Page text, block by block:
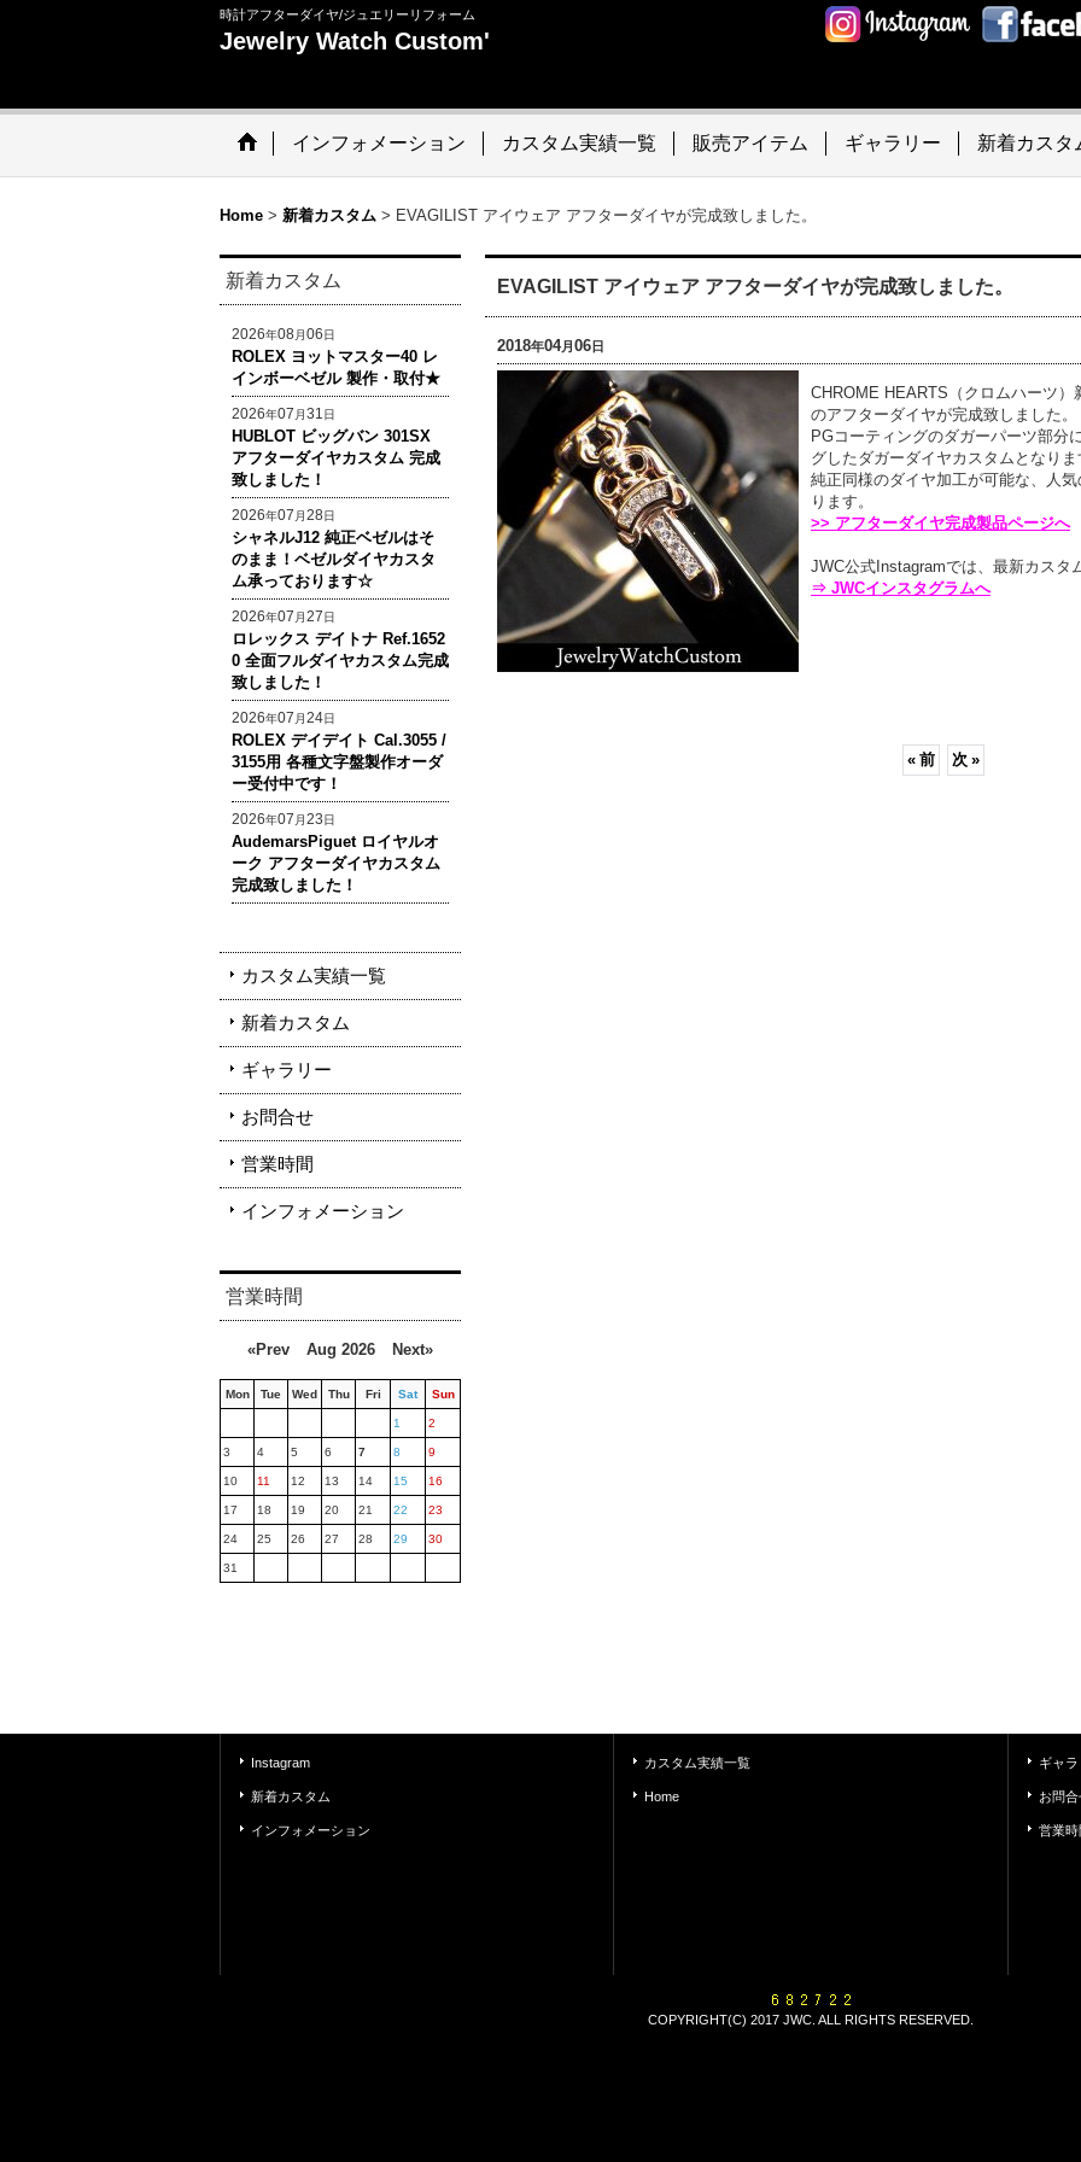
時計アフターダイヤ/ジュエリーリフォーム
Jewelry Watch Custom'
インフォメーション カスタム実績一覧 販売アイテム ギャラリー 新着カスタ
Home > 新着カスタム > EVAGILIST アイウェア アフターダイヤが完成致しました。
新着カスタム
2026年08月06日
ROLEX ヨットマスター40 レ
インボーベゼル 製作・取付★
2026年07 月31日
HUBLOT ビッグバン 301SX
アフターダイヤカスタム 完成
致しました！
2026年07 月28日
シャネルJ12 純正ベゼルはそ
のまま！ベゼルダイヤカスタ
ム承っております☆
2026年07 月27日
ロレックス デイトナ Ref.1652
0 全面フルダイヤカスタム完成
致しました！
2026年07 月24日
ROLEX デイデイト Cal.3055 /
3155用 各種文字盤製作オーダ
ー受付中です！
2026年07 月23日
AudemarsPiguet ロイヤルオ
ーク アフターダイヤカスタム
完成致しました！
カスタム実績一覧
新着カスタム
ギャラリー
お問合せ
営業時間
インフォメーション
営業時間
«Prev Aug 2026 Next»
Mon Tue Wed Thu Fri Sat Sun
1 2
3 4 5 6 7 8 9
10 11 12 13 14 15 16
17 18 19 20 21 22 23
24 25 26 27 28 29 30
31
EVAGILIST アイウェア アフターダイヤが完成致しました。
2018年04月06日
CHROME HEARTS（クロムハーツ
のアフターダイヤが完成致しました。
PGコーティングのダガーパーツ部分
グしたダガーダイヤカスタムとなりま
純正同様のダイヤ加工が可能な、人
ります。
>> アフターダイヤ完成製品ページへ
JWC公式Instagramでは、最新カスタ
⇒ JWCインスタグラムへ
« 前 次 »
Instagram
新着カスタム
インフォメーション
カスタム実績一覧
Home
ギャラ
お問合
営業時
COPYRIGHT(C) 2017 JWC. ALL RIGHTS RESERVED.